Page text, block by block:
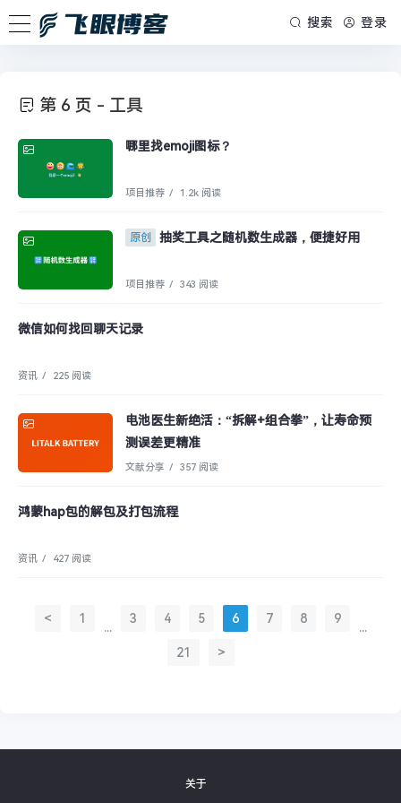
搜索 登录
第 6 页 - 工具
哪里找emoji图标？
项目推荐 / 1.2k 阅读
原创 抽奖工具之随机数生成器，便捷好用
项目推荐 / 343 阅读
微信如何找回聊天记录
资讯 / 225 阅读
电池医生新绝活：“拆解+组合拳”，让寿命预
测误差更精准
文献分享 / 357 阅读
鸿蒙hap包的解包及打包流程
资讯 / 427 阅读
< 1
...
3 4 5 6 7 8 9
...
21
>
关于